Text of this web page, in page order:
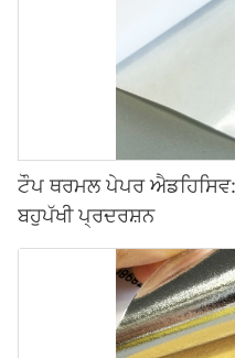
ਟੌਪ ਥਰਮਲ ਪੇਪਰ
ਬਹੁਪੱਖੀ ਪ੍ਰਦਰਸ਼ਨ